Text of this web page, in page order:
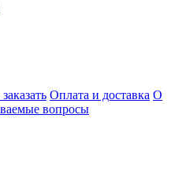
Оплата и доставка О
вопросы